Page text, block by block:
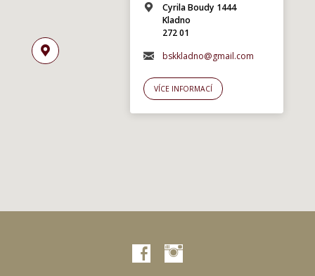
Cyrila Boudy 1444
Kladno
272 01
bskkladno@gmail.com
VÍCE INFORMACÍ